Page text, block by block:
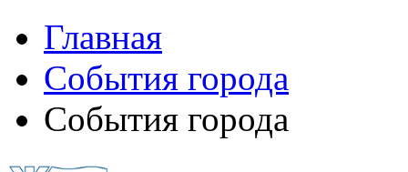
Главная
События города
События города